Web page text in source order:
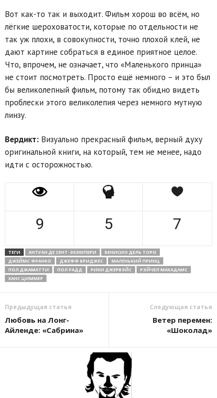
Вот как-то так и выходит. Фильм хорош во всём, но
лёгкие шероховатости, которые по отдельности не
так уж плохи, в совокупности, точно плохой клей, не
дают картине собраться в единое приятное целое.
Что, впрочем, не означает, что «Маленького принца»
не стоит посмотреть. Просто ещё немного – и это был
бы великолепный фильм, потому так обидно видеть
проблески этого великолепия через немного мутную
линзу.
Вердикт: Визуально прекрасный фильм, верный духу
оригинальной книги, на который, тем не менее, надо
идти с осторожностью.
9 5 7
ТЕГИ АНТУАН ДЕ СЕНТ-ЭКЗЮПЕРИ
БЕНИСИО ДЕЛЬ ТОРО
ДЖЕЙМС ФРАНКО
ДЖЕФФ БРИДЖЕС
МАЛЕНЬКИЙ ПРИНЦ
ПОЛ ДЖАМАТТИ
ПОЛ РАДД РИКИ ДЖЕРВЭЙС
РЭЙЧЕЛ МАКАДАМС
ХАНС ЦИММЕР
Предыдущая статья
Любовь на Лонг-
Айленде: «Сабрина»
Следующая статья
Ветер перемен:
«Шоколад»